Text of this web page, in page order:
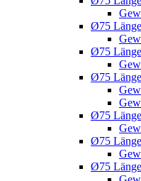
Ø75
Ø75
Ø75
Ø75
Ø75
Ø75